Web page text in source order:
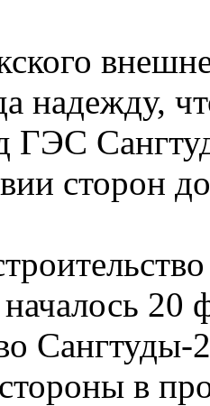
надежду,
ГЭС
сторон
20
в